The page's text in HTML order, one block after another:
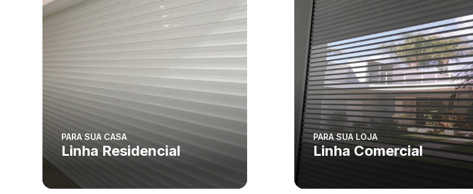
PARA SUA CASA
Linha Residencial
PARA SUA LOJA
Linha Comercial